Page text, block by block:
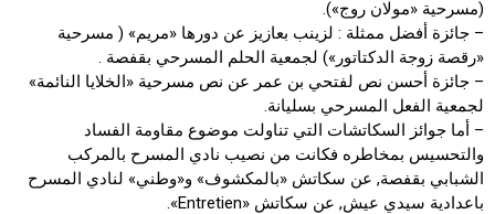
(مسرحية «مولان روج»).
– جائزة أفضل ممثلة : لزينب بعازيز عن دورها «مريم» ( مسرحية
«رقصة زوجة الدكتاتور») لجمعية الحلم المسرحي بقفصة .
– جائزة أحسن نص لفتحي بن عمر عن نص مسرحية «الخلايا النائمة»
لجمعية الفعل المسرحي بسليانة.
– أما جوائز السكاتشات التي تناولت موضوع مقاومة الفساد
والتحسيس بمخاطره فكانت من نصيب نادي المسرح بالمركب
الشبابي بقفصة, عن سكاتش «بالمكشوف» و«وطني» لنادي المسرح
باعدادية سيدي عيش, عن سكاتش «Entretien».